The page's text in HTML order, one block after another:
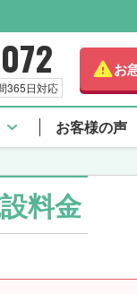
365日対応
お
お客様の声
料金
アクセス情報
さらに詳